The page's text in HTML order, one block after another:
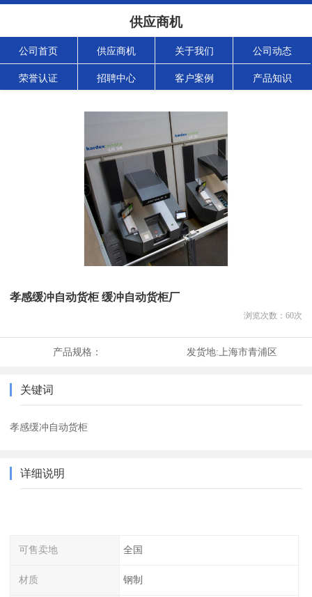
供应商机
公司首页 供应商机 关于我们 公司动态
荣誉认证 招聘中心 客户案例 产品知识
孝感缓冲自动货柜 缓冲自动货柜厂
浏览次数： 60次
产品规格： 发货地: 上海市青浦区
关键词
孝感缓冲自动货柜
详细说明
可售卖地 全国
材质 钢制